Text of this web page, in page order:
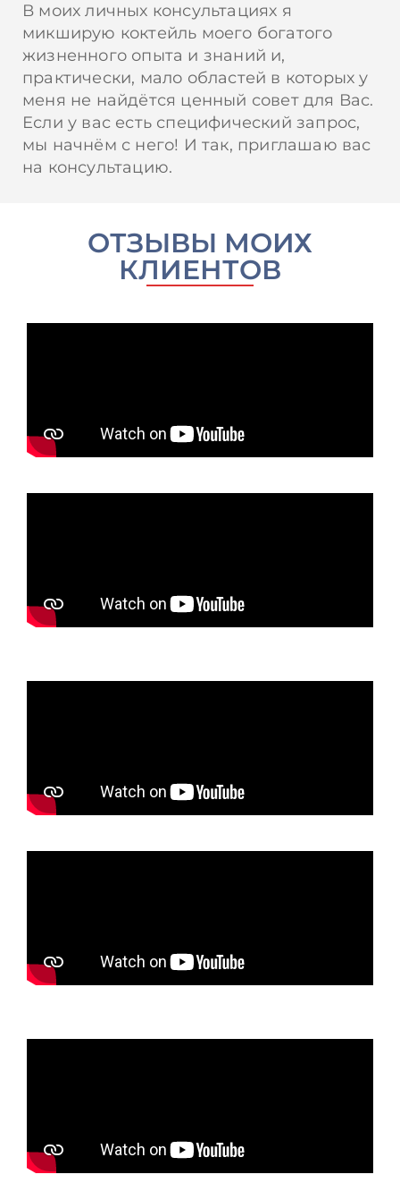
В моих личных консультациях я
микширую коктейль моего богатого
жизненного опыта и знаний и,
практически, мало областей в которых у
меня не найдётся ценный совет для Вас.
Если у вас есть специфический запрос,
мы начнём с него! И так, приглашаю вас
на консультацию.
ОТЗЫВЫ МОИХ
КЛИЕНТОВ